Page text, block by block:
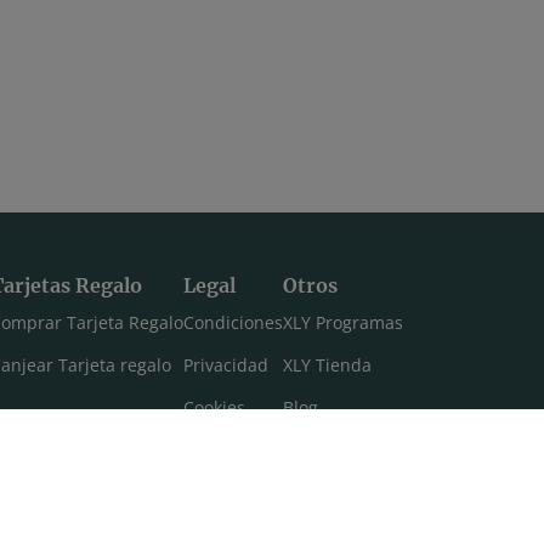
Regalo
Tarjeta Regalo
Tarjeta regalo
Legal
Condiciones
Privacidad
Cookies
Otros
XLY Programas
XLY Tienda
Blog